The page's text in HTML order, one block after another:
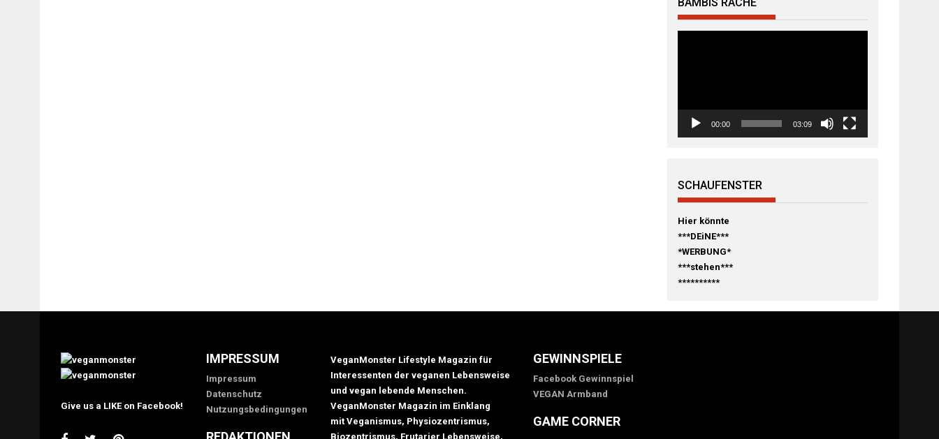
00:00 03:09
SCHAUFENSTER
Hier könnte
***DEiNE***
*WERBUNG*
***stehen***
**********
Give us a LIKE on Facebook!
IMPRESSUM
Impressum
Datenschutz
Nutzungsbedingungen
VeganMonster Lifestyle Magazin für
Interessenten der veganen Lebensweise
und vegan lebende Menschen.
VeganMonster Magazin im Einklang
mit Veganismus, Physiozentrismus,
Biozentrismus, Frutarier Lebensweise,
GEWINNSPIELE
Facebook Gewinnspiel
VEGAN Armband
GAME CORNER